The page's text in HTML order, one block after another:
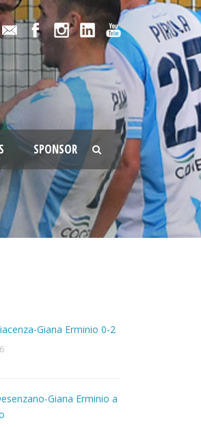
SPONSOR
Giana Erminio 0-2
Giana Erminio a